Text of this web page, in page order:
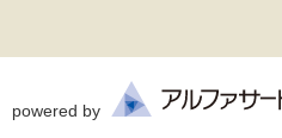
powered by